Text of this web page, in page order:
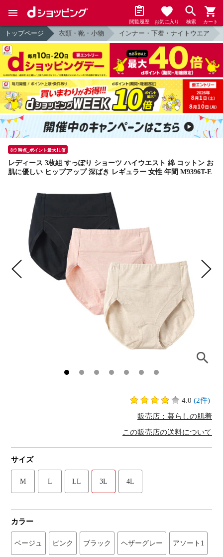
閲覧履歴 お気に入り 検索 カート
トップページ 衣類・靴・小物 インナー・下着・ナイトウエア
8/9 時点_ポイント最大11倍
レディース 3枚組 すっぽり ショーツ ハイウエスト 綿 コットン お
肌に優しい ヒップアップ 深ばき レギュラー 女性 年間 M9396T-E
4.0 (2件)
販売店：暮らしの肌着
この販売店の送料について
サイズ
M L LL 3L 4L
カラー
ベージュ ピンク ブラック ヘザーグレー アソート1